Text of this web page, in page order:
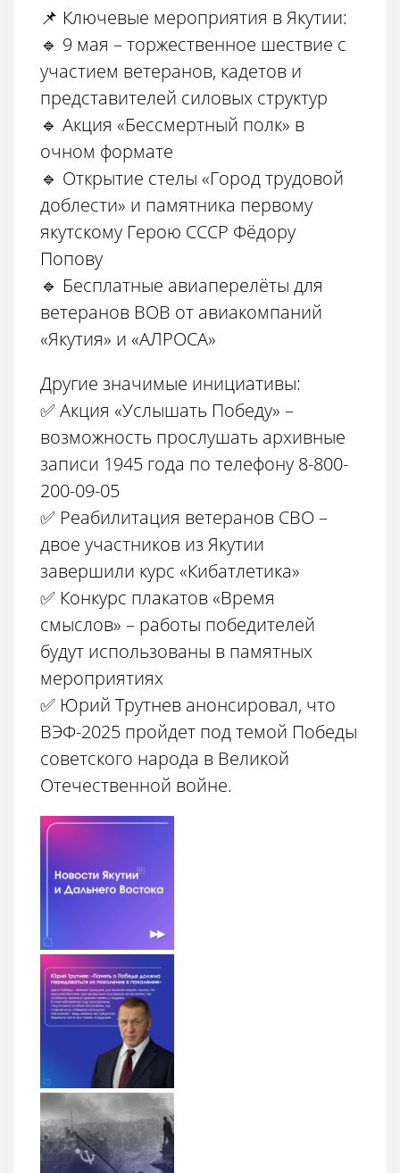
📌 Ключевые мероприятия в Якутии:
🔹 9 мая – торжественное шествие с
участием ветеранов, кадетов и
представителей силовых структур
🔹 Акция «Бессмертный полк» в
очном формате
🔹 Открытие стелы «Город трудовой
доблести» и памятника первому
якутскому Герою СССР Фёдору
Попову
🔹 Бесплатные авиаперелёты для
ветеранов ВОВ от авиакомпаний
«Якутия» и «АЛРОСА»
Другие значимые инициативы:
✅ Акция «Услышать Победу» –
возможность прослушать архивные
записи 1945 года по телефону 8-800-
200-09-05
✅ Реабилитация ветеранов СВО –
двое участников из Якутии
завершили курс «Кибатлетика»
✅ Конкурс плакатов «Время
смыслов» – работы победителей
будут использованы в памятных
мероприятиях
✅ Юрий Трутнев анонсировал, что
ВЭФ-2025 пройдет под темой Победы
советского народа в Великой
Отечественной войне.